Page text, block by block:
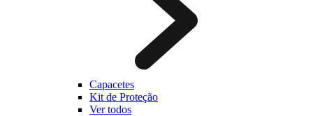
Capacetes
Kit de Proteção
Ver todos